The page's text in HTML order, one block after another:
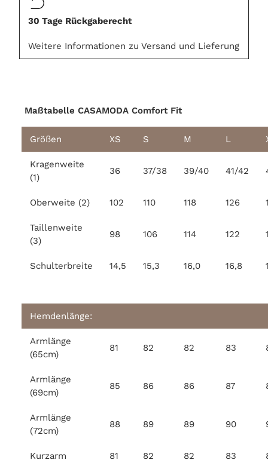
30 Tage Rückgaberecht
Weitere Informationen zu Versand und Lieferung
Maßtabelle CASAMODA Comfort Fit
Größen XS S M L
Kragenweite
(1)
36 37/38 39/40 41/42
Oberweite (2) 102 110 118 126
Taillenweite
(3)
98 106 114 122
Schulterbreite 14,5 15,3 16,0 16,8
Hemdenlänge:
Armlänge
(65cm)
81 82 82 83
Armlänge
(69cm)
85 86 86 87
Armlänge
(72cm)
88 89 89 90
Kurzarm 81 82 82 83